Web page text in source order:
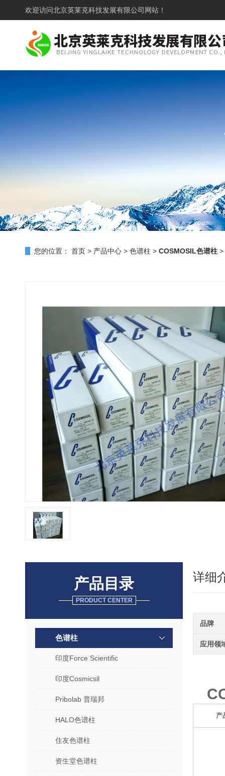
欢迎访问北京英莱克科技发展有限公司网站！
您的位置： 首页 > 产品中心 > 色谱柱 > COSMOSIL色谱柱 >
产品目录
PRODUCT CENTER
色谱柱
印度Force Scientific
印度Cosmicsil
Pribolab 普瑞邦
HALO色谱柱
住友色谱柱
资生堂色谱柱
详细
品牌
应用领
产